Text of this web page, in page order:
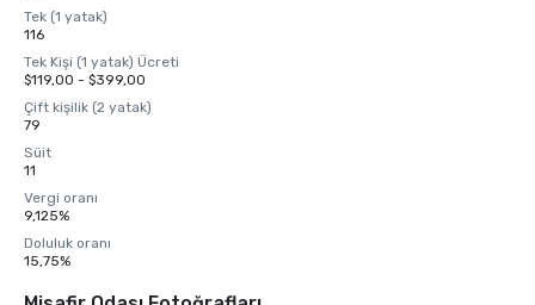
Tek (1 yatak)
116
Tek Kişi (1 yatak) Ücreti
$119,00 - $399,00
Çift kişilik (2 yatak)
79
Süit
11
Vergi oranı
9,125%
Doluluk oranı
15,75%